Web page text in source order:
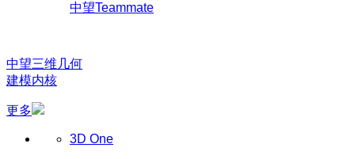
中望Teammate
中望三维几何
建模内核
更多
3D One